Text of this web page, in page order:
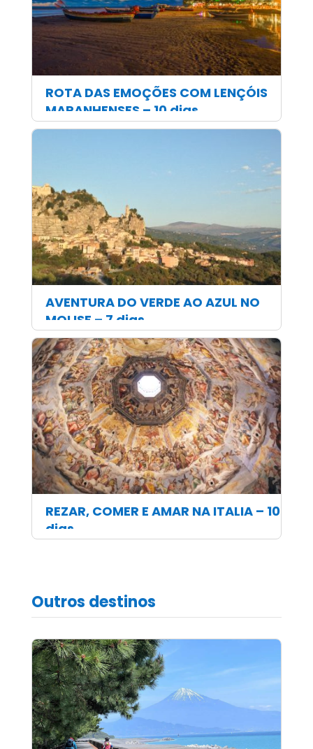
ROTA DAS EMOÇÕES COM LENÇÓIS
MARANHENSES – 10 dias
AVENTURA DO VERDE AO AZUL NO
MOLISE – 7 dias
REZAR, COMER E AMAR NA ITALIA – 10
dias
Outros destinos